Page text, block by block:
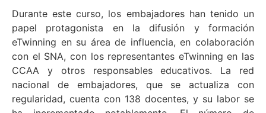
Durante este curso, los embajadores han tenido un
papel protagonista en la difusión y formación
eTwinning en su área de influencia, en colaboración
con el SNA, con los representantes eTwinning en las
CCAA y otros responsables educativos. La red
nacional de embajadores, que se actualiza con
regularidad, cuenta con 138 docentes, y su labor se